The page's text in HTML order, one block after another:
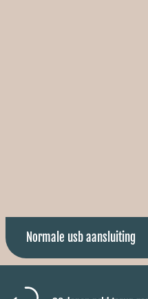
Normale usb aansluiting